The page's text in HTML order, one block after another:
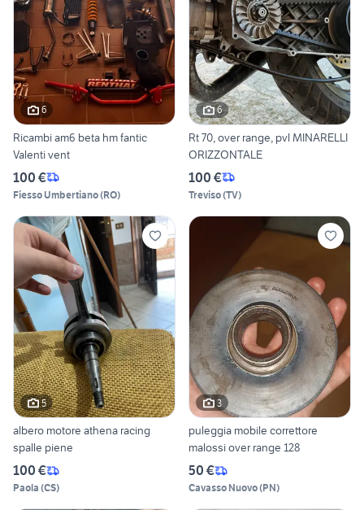
6
Ricambi am6 beta hm fantic
Valenti vent
100 €
Fiesso Umbertiano(RO)
6
Rt 70, over range, pvl MINARELLI
ORIZZONTALE
100 €
Treviso(TV)
5
albero motore athena racing
spalle piene
100 €
Paola (CS)
3
puleggia mobile correttore
malossi over range 128
50 €
Cavasso Nuovo(PN)